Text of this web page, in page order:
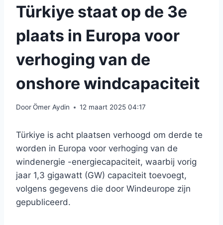
Türkiye staat op de 3e
plaats in Europa voor
verhoging van de
onshore windcapaciteit
DoorÖmer Aydin 12 maart 2025 04:17
Türkiye is acht plaatsen verhoogd om derde te
worden in Europa voor verhoging van de
windenergie -energiecapaciteit, waarbij vorig
jaar 1,3 gigawatt (GW) capaciteit toevoegt,
volgens gegevens die door Windeurope zijn
gepubliceerd.